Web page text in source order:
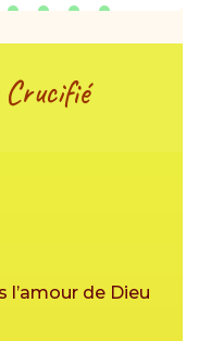
l’amour de Dieu